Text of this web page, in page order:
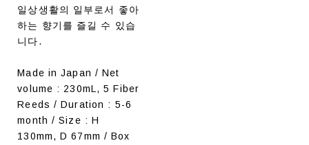
일상생활의 일부로서 좋아
하는 향기를 즐길 수 있습
니다.
Made in Japan / Net
volume : 230mL, 5 Fiber
Reeds / Duration : 5-6
month / Size : H
130mm, D 67mm / Box